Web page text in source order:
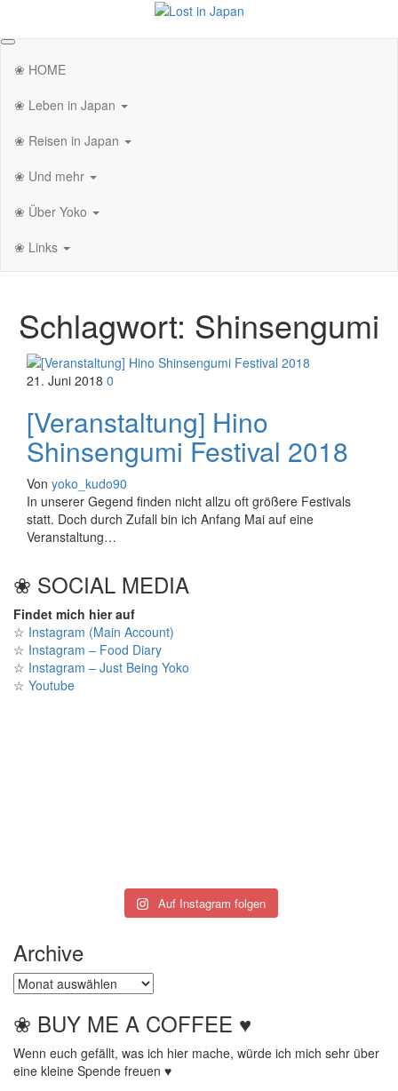
springen
❀ HOME
❀ Leben in Japan
❀ Reisen in Japan
❀ Und mehr
❀ Über Yoko
❀ Links
Schlagwort: Shinsengumi
21. Juni 2018 0
[Veranstaltung] Hino
Shinsengumi Festival 2018
Von yoko_kudo90
In unserer Gegend finden nicht allzu oft größere Festivals
statt. Doch durch Zufall bin ich Anfang Mai auf eine
Veranstaltung…
❀ SOCIAL MEDIA
Findet mich hier auf
☆ Instagram (Main Account)
☆ Instagram – Food Diary
☆ Instagram – Just Being Yoko
☆ Youtube
Auf Instagram folgen
Archive
Archive
❀ BUY ME A COFFEE ♥
Wenn euch gefällt, was ich hier mache, würde ich mich sehr über
eine kleine Spende freuen ♥